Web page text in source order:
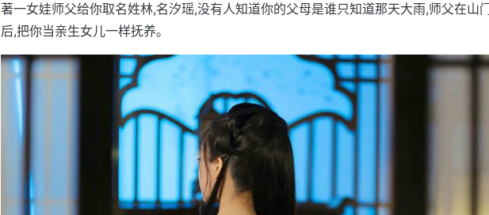
著一女娃师父给你取名姓林,名汐瑶,没有人知道你的父母是谁只知道那天大雨,师父在山
后,把你当亲生女儿一样抚养。